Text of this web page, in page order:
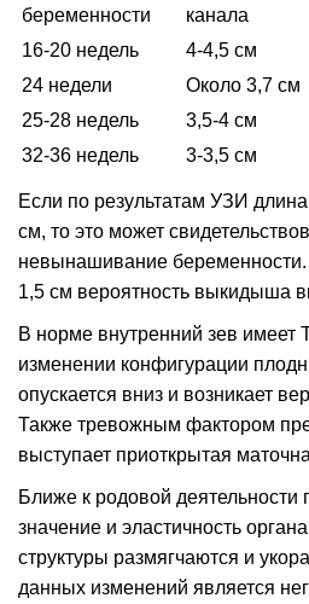
беременности
канала
16-20 недель
4-4,5 см
24 недели
Около 3,7 см
25-28 недель
3,5-4 см
32-36 недель
3-3,5 см
Если по результатам УЗИ
см, то это может
невынашивание
1,5 см вероятность выкидыша
В норме внутренний зев
изменении конфигурации
опускается вниз и возникает
Также тревожным фактором
выступает приоткрытая
Ближе к родовой деятельности
значение и эластичность
структуры размягчаются и
данных изменений является